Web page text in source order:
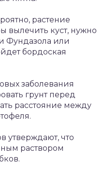
растение
вылечить куст, нужно
Фундазола или
бордоская
заболевания
грунт перед
расстояние между
утверждают, что
раствором